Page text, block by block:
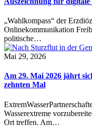
„Wahlkompass“ der
Onlinekommunikation
politische…
Mai 29, 2026
Am 29. Mai 2026 jährt
zehnten Mal
Wasserextreme
Ort treffen. Am…